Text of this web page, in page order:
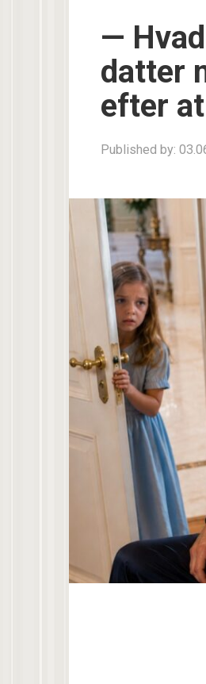
—
datter
efter
Published by: